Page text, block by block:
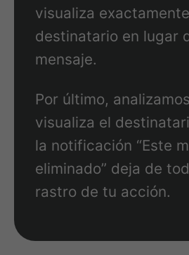
visualiza
destinatario en lugar
mensaje.
Por último,
visualiza el
la notificación “Este
eliminado” deja de
rastro de tu acción.